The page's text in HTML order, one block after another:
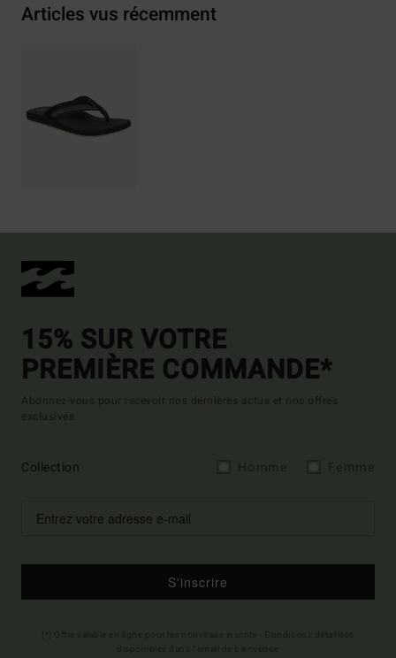
Articles vus récemment
15% SUR VOTRE
PREMIÈRE COMMANDE*
Abonnez-vous pour recevoir nos dernières actus et nos offres
exclusives.
Collection
S'inscrire